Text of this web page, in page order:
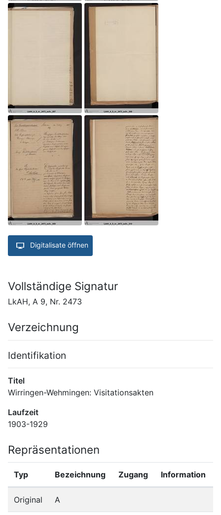
Digitalisate öffnen
Vollständige Signatur
LkAH, A 9, Nr. 2473
Verzeichnung
Identifikation
Titel
Wirringen-Wehmingen: Visitationsakten
Laufzeit
1903-1929
Repräsentationen
Typ Bezeichnung Zugang Information
Original A